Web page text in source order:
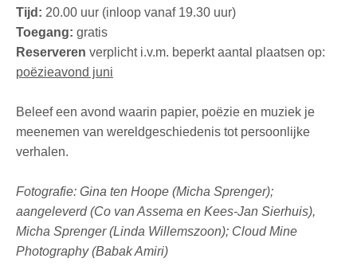
Tijd: 20.00 uur (inloop vanaf 19.30 uur)
Toegang: gratis
Reserveren verplicht i.v.m. beperkt aantal plaatsen op:
poëzieavond juni
Beleef een avond waarin papier, poëzie en muziek je
meenemen van wereldgeschiedenis tot persoonlijke
verhalen.
Fotografie: Gina ten Hoope (Micha Sprenger);
aangeleverd (Co van Assema en Kees-Jan Sierhuis),
Micha Sprenger (Linda Willemszoon); Cloud Mine
Photography (Babak Amiri)